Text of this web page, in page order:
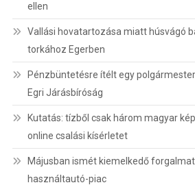
ellen
Vallási hovatartozása miatt húsvágó
torkához Egerben
Pénzbüntetésre ítélt egy
Egri Járásbíróság
Kutatás: tízből csak három magyar
online csalási kísérletet
Májusban ismét kiemelkedő
használtautó-piac